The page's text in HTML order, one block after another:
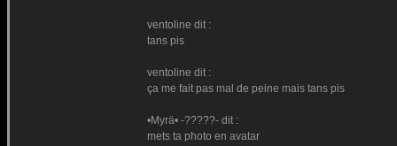
ventoline dit :
tans pis
ventoline dit :
ça me fait pas mal de peine mais tans pis
•Myrä• -?????- dit :
mets ta photo en avatar